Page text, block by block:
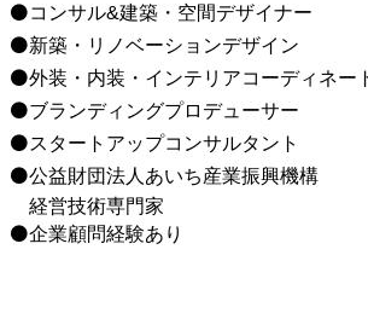
⚫コンサル&建築・空間デザイナー
⚫新築・リノベーションデザイン
⚫外装・内装・インテリアコーディネー
⚫ブランディングプロデューサー
⚫スタートアップコンサルタント
⚫公益財団法人あいち産業振興機構
経営技術専門家
⚫企業顧問経験あり